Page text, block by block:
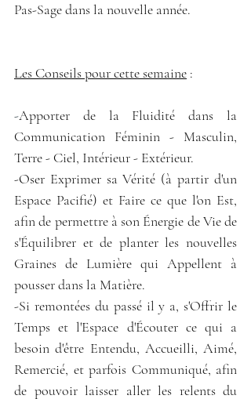
Pas-Sage dans la nouvelle année.
Les Conseils pour cette semaine :
-Apporter de la Fluidité dans la
Communication Féminin - Masculin,
Terre - Ciel, Intérieur - Extérieur.
-Oser Exprimer sa Vérité (à partir d'un
Espace Pacifié) et Faire ce que l'on Est,
afin de permettre à son Énergie de Vie de
s'Équilibrer et de planter les nouvelles
Graines de Lumière qui Appellent à
pousser dans la Matière.
-Si remontées du passé il y a, s'Offrir le
Temps et l'Espace d'Écouter ce qui a
besoin d'être Entendu, Accueilli, Aimé,
Remercié, et parfois Communiqué, afin
de pouvoir laisser aller les relents du